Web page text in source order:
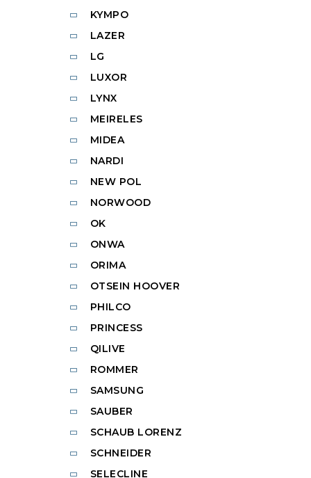
KYMPO
LAZER
LG
LUXOR
LYNX
MEIRELES
MIDEA
NARDI
NEW POL
NORWOOD
OK
ONWA
ORIMA
OTSEIN HOOVER
PHILCO
PRINCESS
QILIVE
ROMMER
SAMSUNG
SAUBER
SCHAUB LORENZ
SCHNEIDER
SELECLINE